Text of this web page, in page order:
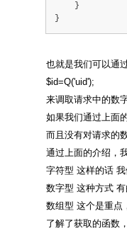
    }
}
也就是我们可以通
$id=Q('uid');
来调取请求中的数
如果我们通过上面
而且没有对请求的
通过上面的介绍，
字符型 这样的话
数字型 这种方式
数组型 这个是重点
了解了获取的函数